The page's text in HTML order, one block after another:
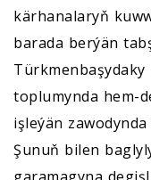
kärhanalaryň
barada berýän
toplumynda hem-
işleýän
Şunuň bilen